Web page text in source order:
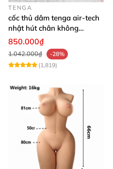
TENGA
cốc thủ dâm tenga air-tech
nhật hút chân không
silicone cao cấp nam
850.000₫
1.042.000₫
-28%
(1,819)